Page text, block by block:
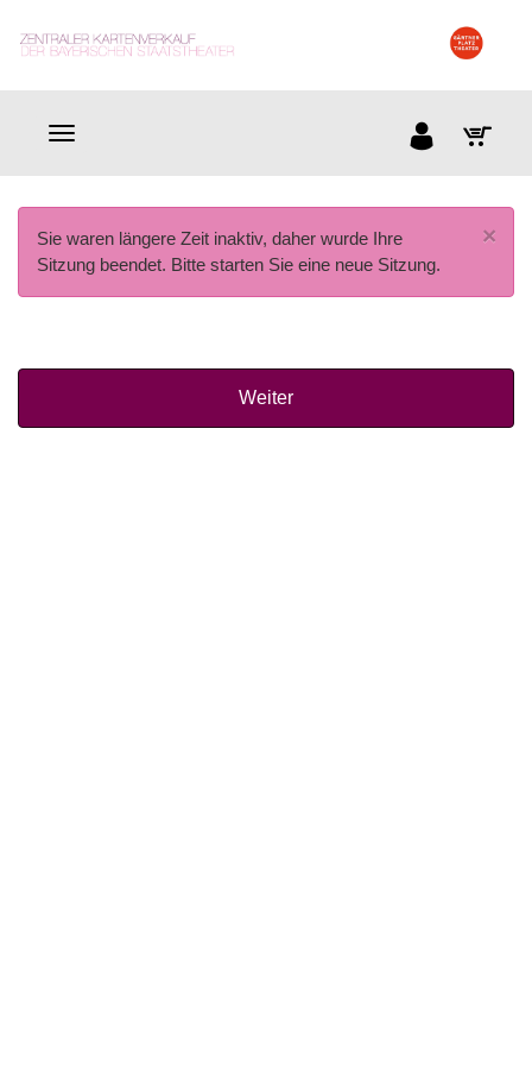
×
Sie waren längere Zeit inaktiv, daher wurde Ihre
Sitzung beendet. Bitte starten Sie eine neue Sitzung.
Weiter